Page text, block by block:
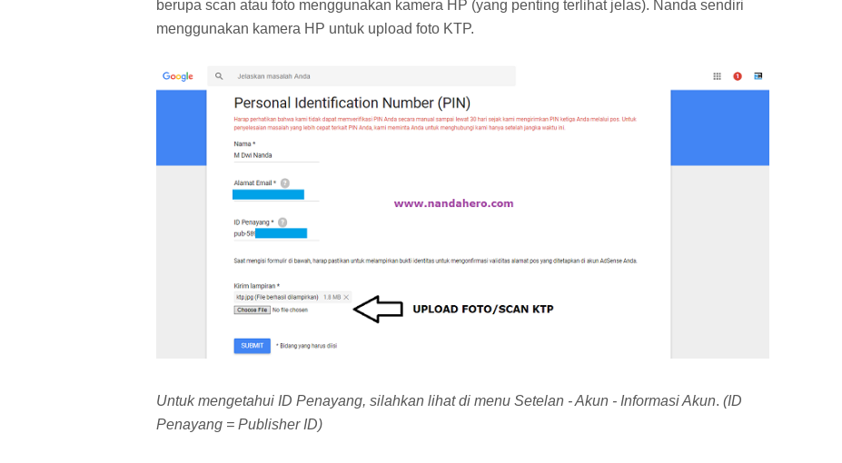
berupa scan atau foto menggunakan kamera HP (yang penting terlihat jelas). Nanda sendiri
menggunakan kamera HP untuk upload foto KTP.
Untuk mengetahui ID Penayang, silahkan lihat di menu Setelan - Akun - Informasi Akun. (ID
Penayang = Publisher ID)